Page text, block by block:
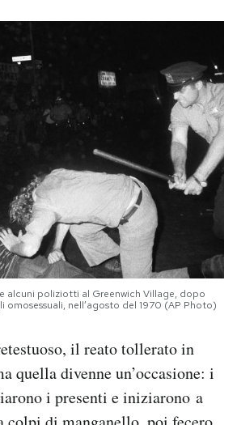
alcuni poliziotti al Greenwich Village, dopo
omosessuali, nell’agosto del 1970 (AP Photo)
il reato tollerato in
quella divenne un’occasione: i
i presenti e iniziarono a